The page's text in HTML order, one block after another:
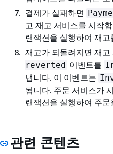
결제가 실패하면
고 재고 서비스를 시작
랜잭션을 실행하여 재
재고가 되돌려지면 재고
reverted 이벤트를
냅니다. 이 이벤트는
됩니다. 주문 서비스가
랜잭션을 실행하여 주
관련 콘텐츠